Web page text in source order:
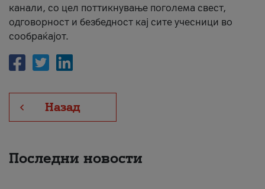
канали, со цел поттикнување поголема свест,
одговорност и безбедност кај сите учесници во
сообраќајот.
Назад
Последни новости